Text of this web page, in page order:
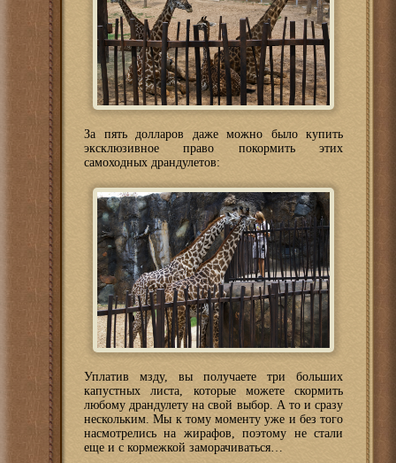
За пять долларов даже можно было купить
эксклюзивное право покормить этих
самоходных драндулетов:
Уплатив мзду, вы получаете три больших
капустных листа, которые можете скормить
любому драндулету на свой выбор. А то и сразу
нескольким. Мы к тому моменту уже и без того
насмотрелись на жирафов, поэтому не стали
еще и с кормежкой заморачиваться…